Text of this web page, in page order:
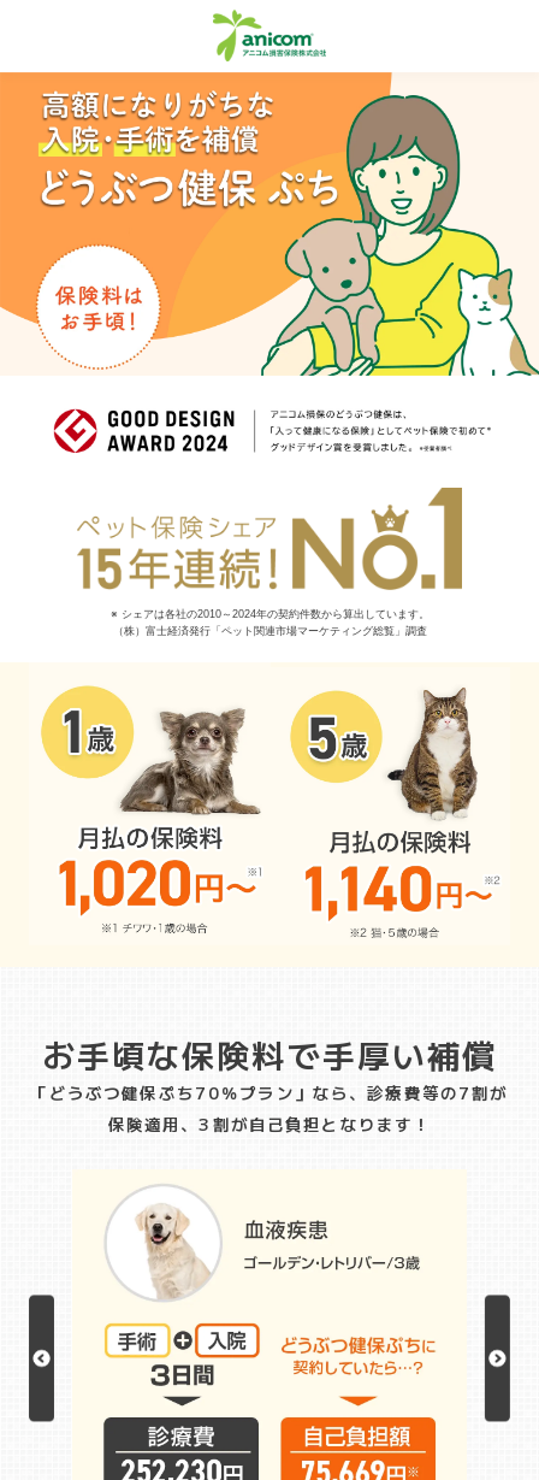
※ シェアは各社の2010～2024年の契約件数から算出しています。
（株）富士経済発行「ペット関連市場マーケティング総覧」調査
お手頃な保険料で手厚い補償
「どうぶつ健保ぷち70％プラン」なら、診療費等の7割が
保険適用、3割が自己負担となります！